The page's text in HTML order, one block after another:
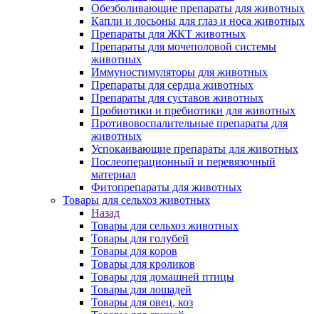
Обезболивающие препараты для животных
Капли и лосьоны для глаз и носа животных
Препараты для ЖКТ животных
Препараты для мочеполовой системы
животных
Иммуностимуляторы для животных
Препараты для сердца животных
Препараты для суставов животных
Пробиотики и пребиотики для животных
Противовоспалительные препараты для
животных
Успокаивающие препараты для животных
Послеоперационный и перевязочный
материал
Фитопрепараты для животных
Товары для сельхоз животных
Назад
Товары для сельхоз животных
Товары для голубей
Товары для коров
Товары для кроликов
Товары для домашней птицы
Товары для лошадей
Товары для овец, коз